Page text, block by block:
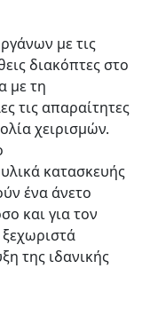
με τις
διακόπτες στο
με τη
τις απαραίτητες
χειρισμών.
κατασκευής
ένα άνετο
και για τον
της ιδανικής